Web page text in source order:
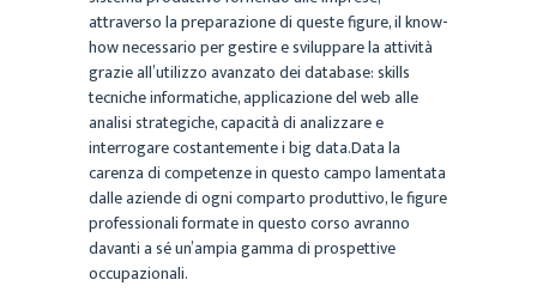
attraverso la preparazione di queste figure, il know-
how necessario per gestire e sviluppare la attività
grazie all’utilizzo avanzato dei database: skills
tecniche informatiche, applicazione del web alle
analisi strategiche, capacità di analizzare e
interrogare costantemente i big data.Data la
carenza di competenze in questo campo lamentata
dalle aziende di ogni comparto produttivo, le figure
professionali formate in questo corso avranno
davanti a sé un’ampia gamma di prospettive
occupazionali.